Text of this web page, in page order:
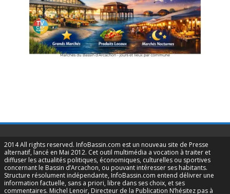
2014 All rights reserved. InfoBassin.com est un nouveau site de Presse
alternatif, lancé en Mai 2012. Cet outil multimédia a vocation à traiter et
diffuser les actualités politiques, économiques, culturelles ou sportives
concernant le Bassin d’Arcachon, ou pouvant intéresser ses habitants.
Structure résolument indépendante, InfoBassin.com entend délivrer une
information factuelle, sans a priori, libre dans ses choix, et ses
commentaires. Michel Lenoir, Directeur de la Publication N’hésitez pas à